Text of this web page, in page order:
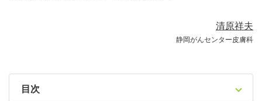
清原祥夫
静岡がんセンター皮膚科
目次